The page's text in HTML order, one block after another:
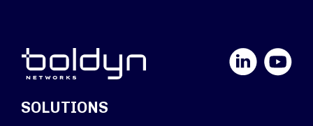
YouTube
SOLUTIONS